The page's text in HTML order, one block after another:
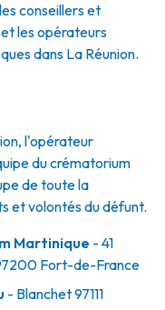
conseillers et
les opérateurs
dans La Réunion.
l'opérateur
du crématorium
de toute la
et volontés du défunt.
Martinique - 41
Fort-de-France
- Blanchet 97111